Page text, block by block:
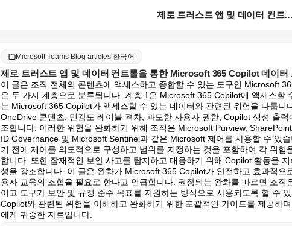
제로 트러스트 앱 및 데이터 컨트롤을 통한 Micros...
Microsoft Teams Blog articles 한국어
제로 트러스트 앱 및 데이터 컨트롤을 통한 Microsoft 365 Copilot 데이터
이 글은 조직 전체의 콘텐츠에 액세스하고 종합할 수 있는 도구인 Microsoft
은 두 가지 계층으로 분류됩니다. 계층 1은 Microsoft 365 Copilot에 액세스할
는 Microsoft 365 Copilot가 액세스할 수 있는 데이터와 관련된 위험을 다룹니
OneDrive 콘텐츠, 민감도 레이블 격차, 과도한 사용자 권한, Copilot 생성 출
조합니다. 이러한 위험을 완화하기 위해 조직은 Microsoft Purview,
ID Governance 및 Microsoft Sentinel과 같은 Microsoft 제어를 사용할 수 있
기 전에 제어를 의도적으로 구성하고 범위를 지정하는 것을 포함하여 각 위험
합니다. 또한 잠재적인 보안 사고를 탐지하고 대응하기 위해 Copilot 활동을
성을 강조합니다. 이 글은 완화가 Microsoft 365 Copilot가 안전하고 효과적으
용자 교육의 조합을 필요로 한다고 언급합니다. 권장되는 완화를 따르면 조
이고 도구가 보안 및 규정 준수 목표를 지원하는 방식으로 사용되도록 할 수
Copilot와 관련된 위험을 이해하고 완화하기 위한 포괄적인 가이드를 제공하
에게 귀중한 자료입니다.